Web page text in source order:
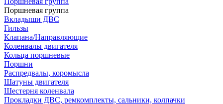
Поршневая группа
Вкладыши ДВС
Гильзы
Клапана/Направляющие
Коленвалы двигателя
Кольца поршневые
Поршни
Распредвалы, коромысла
Шатуны двигателя
Шестерня коленвала
Прокладки ДВС, ремкомплекты, сальники, колпачки